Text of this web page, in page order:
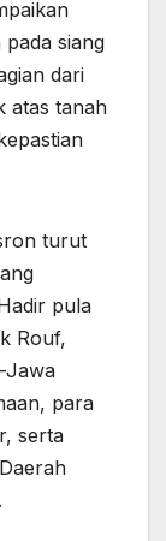
siang
dari
atas tanah
turut
pula
Rouf,
Jawa
para
serta